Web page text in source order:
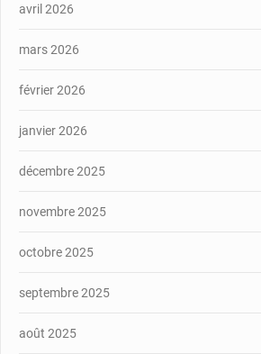
avril 2026
mars 2026
février 2026
janvier 2026
décembre 2025
novembre 2025
octobre 2025
septembre 2025
août 2025